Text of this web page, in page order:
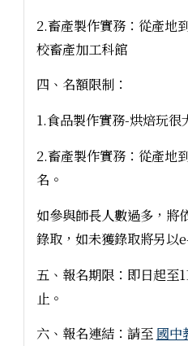
2.畜產製作實務：從產地
校畜產加工科館
四、名額限制：
1.食品製作實務-烘焙玩很
2.畜產製作實務：從產地
名。
如參與師長人數過多，將
錄取，如未獲錄取將另以
五、報名期限：即日起至
止。
六、報名連結：請至 國中